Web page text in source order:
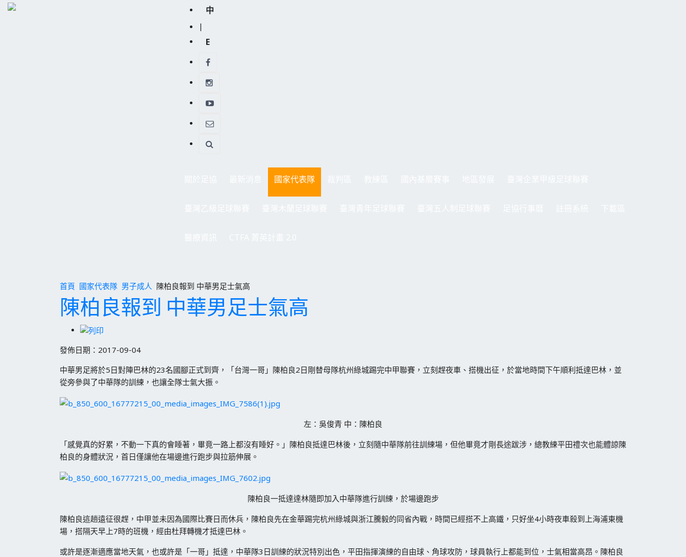
中
|
E
國家代表隊
首頁 國家代表隊 男子成人 陳柏良報到 中華男足士氣高
陳柏良報到 中華男足士氣高
發佈日期：2017-09-04
中華男足將於5日對陣巴林的23名國腳正式到齊，「台灣一哥」陳柏良2日剛替母隊杭州綠城踢完中甲聯賽，立刻趕夜車、搭機出征，於當地時間下午順利抵達巴林，並
從旁參與了中華隊的訓練，也讓全隊士氣大振。
左：吳俊青 中：陳柏良
「感覺真的好累，不動一下真的會睡著，畢竟一路上都沒有睡好。」陳柏良抵達巴林後，立刻隨中華隊前往訓練場，但他畢竟才剛長途跋涉，總教練平田禮次也能體諒陳
柏良的身體狀況，首日僅讓他在場邊進行跑步與拉筋伸展。
陳柏良一抵達達林隨即加入中華隊進行訓練，於場邊跑步
陳柏良這趟遠征很趕，中甲並未因為國際比賽日而休兵，陳柏良先在金華踢完杭州綠城與浙江騰毅的同省內戰，時間已經搭不上高鐵，只好坐4小時夜車殺到上海浦東機
場，搭隔天早上7時的班機，經由杜拜轉機才抵達巴林。
或許是逐漸適應當地天氣，也或許是「一哥」抵達，中華隊3日訓練的狀況特別出色，平田指揮演練的自由球、角球攻防，球員執行上都能到位，士氣相當高昂。陳柏良